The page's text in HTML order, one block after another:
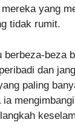
yang
tidak rumit.
berbeza-beza
dan
paling
ia